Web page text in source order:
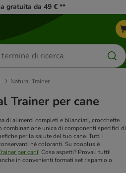
gratuita da 49 € **
Natural Trainer
Trainer per cane
di alimenti completi e bilanciati, crocchette
unica di componenti specifici di
per la salute del tuo cane. Tutti i
né coloranti. Su zooplus è
per cani! Cosa aspetti? Provali tutti!
in convenienti formati set rispamio o